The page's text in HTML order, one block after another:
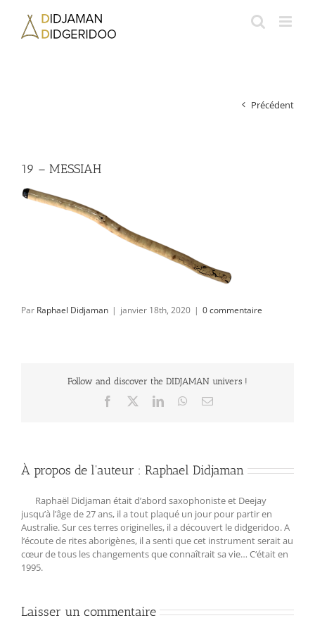
contenu
Précédent
19 – MESSIAH
Par Raphael Didjaman | janvier 18th, 2020 | 0 commentaire
Follow and discover the DIDJAMAN univers !
Facebook LinkedInWhatsApp
Email
À propos de l'auteur : Raphael Didjaman
Raphaël Didjaman était d’abord saxophoniste et Deejay
jusqu’à l’âge de 27 ans, il a tout plaqué un jour pour partir en
Australie. Sur ces terres originelles, il a découvert le didgeridoo. A
l‘écoute de rites aborigènes, il a senti que cet instrument serait au
cœur de tous les changements que connaîtrait sa vie… C‘était en
1995.
Laisser un commentaire